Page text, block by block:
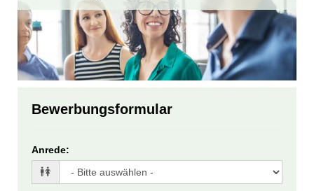
Bewerbungsformular
Anrede: